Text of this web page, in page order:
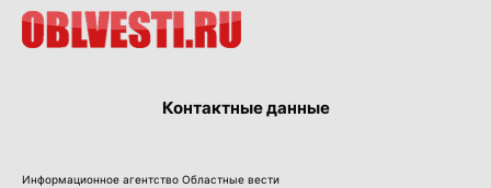
Контактные данные
Информационное агентство Областные вести